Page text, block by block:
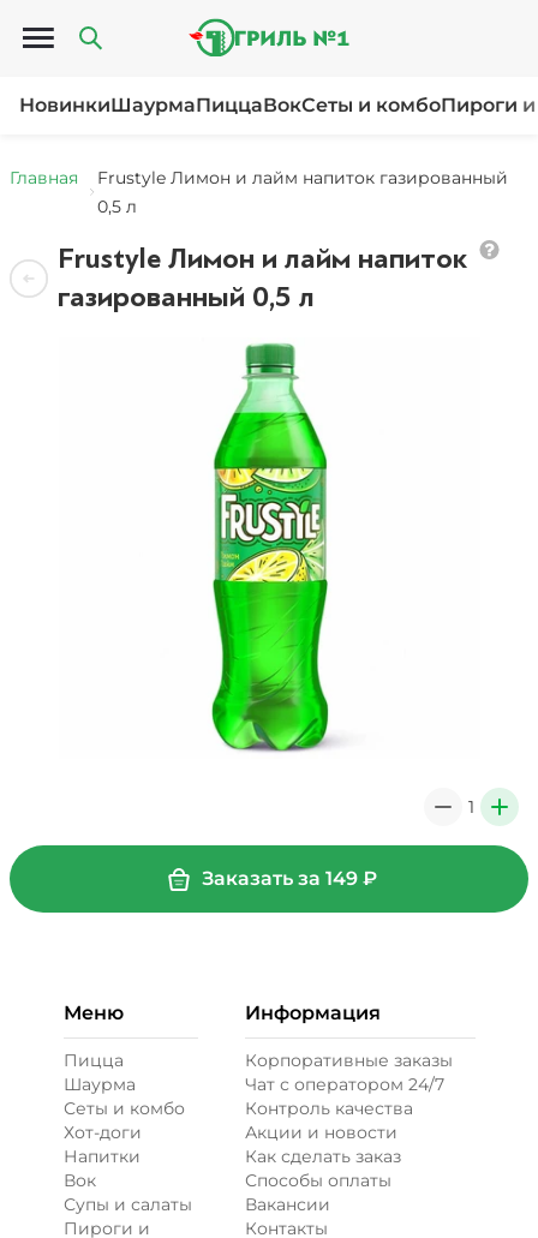
Открыть меню
НовинкиШаурмаПиццаВокСеты и комбоПироги
Главная
Frustyle Лимон и лайм напиток газированный
0,5 л
Frustyle Лимон и лайм напиток
газированный 0,5 л
1 +
Заказать за 149₽
Меню
Пицца
Шаурма
Сеты и комбо
Хот-доги
Напитки
Вок
Супы и салаты
Пироги и
Информация
Корпоративные заказы
Чат с оператором 24/7
Контроль качества
Акции и новости
Как сделать заказ
Способы оплаты
Вакансии
Контакты